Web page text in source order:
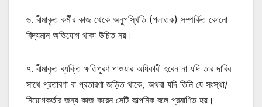
৬. বীমাকৃত কর্মীর কাজ থেকে অনুপস্থিতি (পলাতক) সম্পর্কিত কোনো
বিদ্যমান অভিযোগ থাকা উচিত নয়।
৭. বীমাকৃত ব্যক্তি ক্ষতিপূরণ পাওয়ার অধিকারী হবেন না যদি তার দাবির
সাথে প্রতারণা বা প্রতারণা জড়িত থাকে, অথবা যদি তিনি যে সংস্থা/
নিয়োগকর্তার জন্য কাজ করেন সেটি কাল্পনিক বলে প্রমাণিত হয়।